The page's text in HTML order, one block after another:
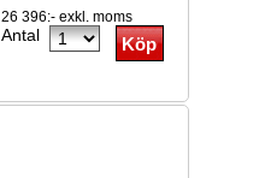
26 396:- exkl. moms
Antal